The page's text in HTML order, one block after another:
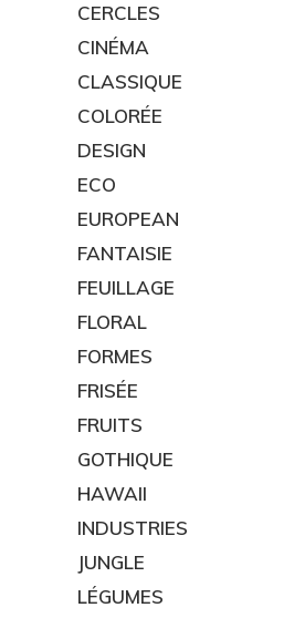
CERCLES
CINÉMA
CLASSIQUE
COLORÉE
DESIGN
ECO
EUROPEAN
FANTAISIE
FEUILLAGE
FLORAL
FORMES
FRISÉE
FRUITS
GOTHIQUE
HAWAII
INDUSTRIES
JUNGLE
LÉGUMES